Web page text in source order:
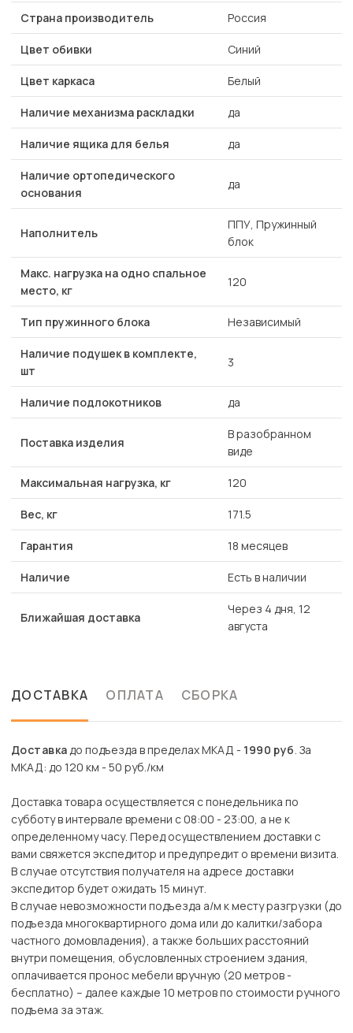
Страна производитель Россия
Цвет обивки Синий
Цвет каркаса Белый
Наличие механизма раскладки да
Наличие ящика для белья да
Наличие ортопедического
основания
да
Наполнитель
ППУ, Пружинный
блок
Макс. нагрузка на одно спальное
место, кг
120
Тип пружинного блока Независимый
Наличие подушек в комплекте,
шт
3
Наличие подлокотников да
Поставка изделия
В разобранном
виде
Максимальная нагрузка, кг 120
Вес, кг 171.5
Гарантия 18 месяцев
Наличие Есть в наличии
Ближайшая доставка
Через 4 дня, 12
августа
ДОСТАВКА ОПЛАТА СБОРКА
Доставкадо подъезда в пределах МКАД - 1990 руб. За
МКАД: до 120 км - 50 руб./км
Доставка товара осуществляется с понедельника по
субботу в интервале времени с 08:00 - 23:00, а не к
определенному часу. Перед осуществлением доставки с
вами свяжется экспедитор и предупредит о времени визита.
В случае отсутствия получателя на адресе доставки
экспедитор будет ожидать 15 минут.
В случае невозможности подъезда а/м к месту разгрузки (до
подъезда многоквартирного дома или до калитки/забора
частного домовладения), а также больших расстояний
внутри помещения, обусловленных строением здания,
оплачивается пронос мебели вручную (20 метров -
бесплатно) – далее каждые 10 метров по стоимости ручного
подъема за этаж.